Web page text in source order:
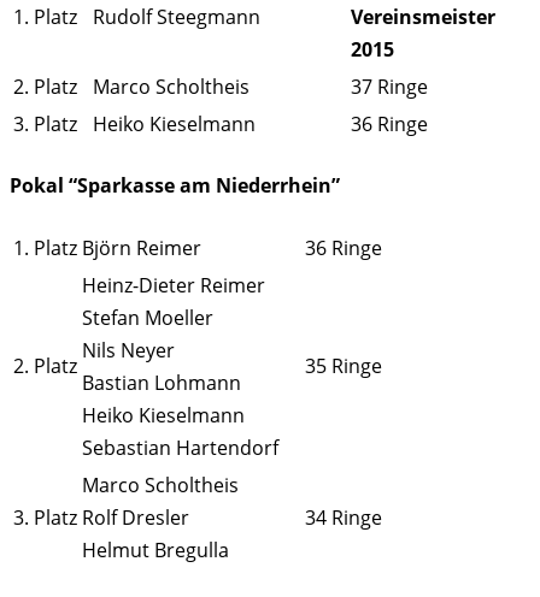
1. Platz Rudolf Steegmann
Vereinsmeister
2015
2. Platz
Marco Scholtheis
37 Ringe
3. Platz
Heiko Kieselmann 36 Ringe
Pokal “Sparkasse am Niederrhein”
1. Platz Björn Reimer 36 Ringe
2. Platz
Heinz-Dieter Reimer
Stefan Moeller
Nils Neyer
Bastian Lohmann
Heiko Kieselmann
Sebastian Hartendorf
35 Ringe
3. Platz
Marco Scholtheis
Rolf Dresler
Helmut Bregulla
34 Ringe